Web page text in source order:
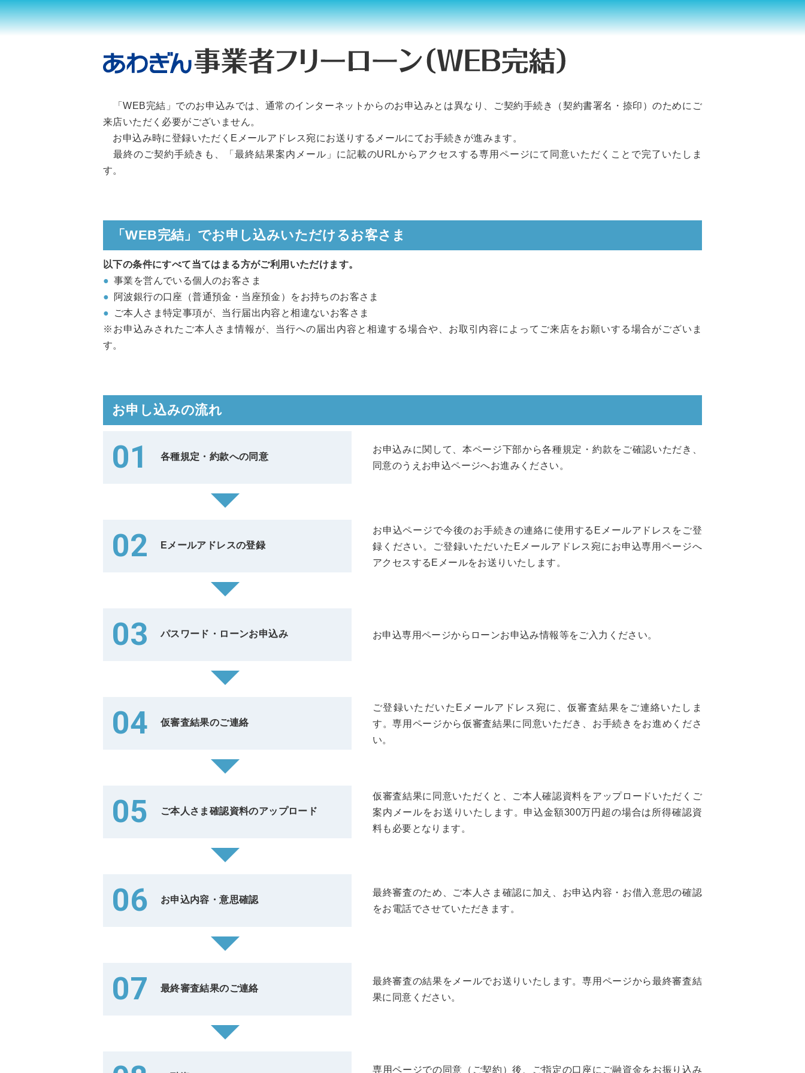
「WEB完結」でのお申込みでは、通常のインターネットからのお申込みとは異なり、ご契約手続き（契約書署名・捺印）のためにご
来店いただく必要がございません。
お申込み時に登録いただくEメールアドレス宛にお送りするメールにてお手続きが進みます。
最終のご契約手続きも、「最終結果案内メール」に記載のURLからアクセスする専用ページにて同意いただくことで完了いたしま
す。
「WEB完結」でお申し込みいただけるお客さま
以下の条件にすべて当てはまる方がご利用いただけます。
● 事業を営んでいる個人のお客さま
●
阿波銀行の口座（普通預金・当座預金）をお持ちのお客さま
●
ご本人さま特定事項が、当行届出内容と相違ないお客さま
※お申込みされたご本人さま情報が、当行への届出内容と相違する場合や、お取引内容によってご来店をお願いする場合がございま
す。
お申し込みの流れ
01 各種規定・約款への同意
お申込みに関して、本ページ下部から各種規定・約款をご確認いただき、
同意のうえお申込ページへお進みください。
02 Eメールアドレスの登録
お申込ページで今後のお手続きの連絡に使用するEメールアドレスをご登
録ください。ご登録いただいたEメールアドレス宛にお申込専用ページへ
アクセスするEメールをお送りいたします。
03 パスワード・ローンお申込み お申込専用ページからローンお申込み情報等をご入力ください。
04 仮審査結果のご連絡
ご登録いただいたEメールアドレス宛に、仮審査結果をご連絡いたしま
す。専用ページから仮審査結果に同意いただき、お手続きをお進めくださ
い。
05 ご本人さま確認資料のアップロード
仮審査結果に同意いただくと、ご本人確認資料をアップロードいただくご
案内メールをお送りいたします。申込金額300万円超の場合は所得確認資
料も必要となります。
06 お申込内容・意思確認
最終審査のため、ご本人さま確認に加え、お申込内容・お借入意思の確認
をお電話でさせていただきます。
07 最終審査結果のご連絡
最終審査の結果をメールでお送りいたします。専用ページから最終審査結
果に同意ください。
専用ページでの同意（ご契約）後、ご指定の口座にご融資金をお振り込み